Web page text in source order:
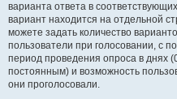
варианта ответа в
вариант находится на отдельной
можете задать количество
пользователи при голосовании, с
период проведения опроса в днях
постоянным) и возможность
они проголосовали.